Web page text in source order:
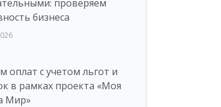
проверяем
бизнеса
оплат с учетом льгот и
в рамках проекта «Моя
Мир»